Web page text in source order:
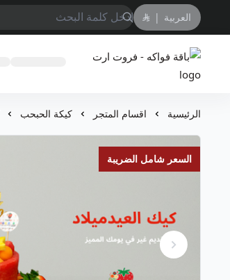
العربية |
باقة فواكه - فروت ارت
الرئيسية اقسام المتجر كيكة الحبحب
السعر شامل الضريبة